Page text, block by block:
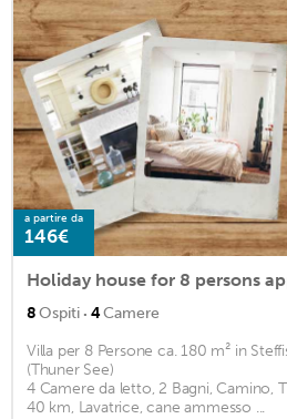
a partire da
146€
Holiday house for 8 persons
8Ospiti · 4Camere
Villa per 8 Persone ca. 180 m² in
(Thuner See)
4 Camere da letto, 2 Bagni, Camino,
40 km, Lavatrice, cane ammesso ...